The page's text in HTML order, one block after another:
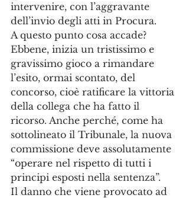
intervenire, con l’aggravante
dell’invio degli atti in Procura.
A questo punto cosa accade?
Ebbene, inizia un tristissimo e
gravissimo gioco a rimandare
l’esito, ormai scontato, del
concorso, cioè ratificare la vittoria
della collega che ha fatto il
ricorso. Anche perché, come ha
sottolineato il Tribunale, la nuova
commissione deve assolutamente
“operare nel rispetto di tutti i
principi esposti nella sentenza”.
Il danno che viene provocato ad